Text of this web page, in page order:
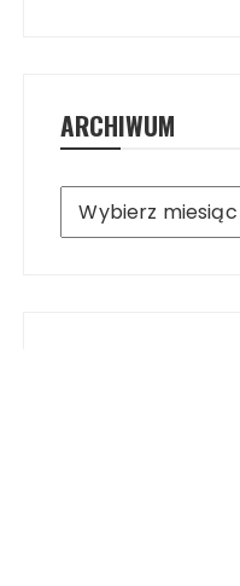
ARCHIWUM
Archiwum